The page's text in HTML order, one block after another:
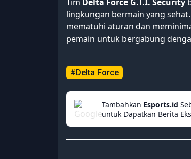
lingkungan bermain yang
mematuhi aturan dan
pemain untuk bergabung
#Delta Force
Tambahkan Esports.id
untuk Dapatkan Berita